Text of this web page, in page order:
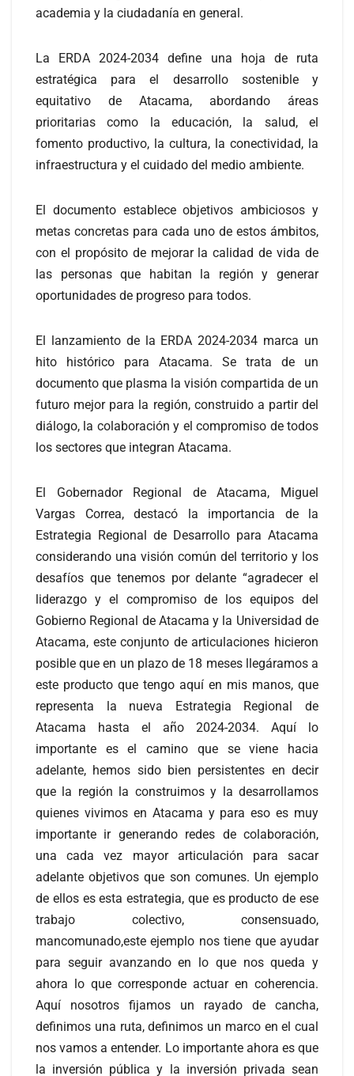
academia y la ciudadanía en general.
La ERDA 2024-2034 define una hoja de ruta
estratégica para el desarrollo sostenible y
equitativo de Atacama, abordando áreas
prioritarias como la educación, la salud, el
fomento productivo, la cultura, la conectividad, la
infraestructura y el cuidado del medio ambiente.
El documento establece objetivos ambiciosos y
metas concretas para cada uno de estos ámbitos,
con el propósito de mejorar la calidad de vida de
las personas que habitan la región y generar
oportunidades de progreso para todos.
El lanzamiento de la ERDA 2024-2034 marca un
hito histórico para Atacama. Se trata de un
documento que plasma la visión compartida de un
futuro mejor para la región, construido a partir del
diálogo, la colaboración y el compromiso de todos
los sectores que integran Atacama.
El Gobernador Regional de Atacama, Miguel
Vargas Correa, destacó la importancia de la
Estrategia Regional de Desarrollo para Atacama
considerando una visión común del territorio y los
desafíos que tenemos por delante “agradecer el
liderazgo y el compromiso de los equipos del
Gobierno Regional de Atacama y la Universidad de
Atacama, este conjunto de articulaciones hicieron
posible que en un plazo de 18 meses llegáramos a
este producto que tengo aquí en mis manos, que
representa la nueva Estrategia Regional de
Atacama hasta el año 2024-2034. Aquí lo
importante es el camino que se viene hacia
adelante, hemos sido bien persistentes en decir
que la región la construimos y la desarrollamos
quienes vivimos en Atacama y para eso es muy
importante ir generando redes de colaboración,
una cada vez mayor articulación para sacar
adelante objetivos que son comunes. Un ejemplo
de ellos es esta estrategia, que es producto de ese
trabajo colectivo, consensuado,
mancomunado,este ejemplo nos tiene que ayudar
para seguir avanzando en lo que nos queda y
ahora lo que corresponde actuar en coherencia.
Aquí nosotros fijamos un rayado de cancha,
definimos una ruta, definimos un marco en el cual
nos vamos a entender. Lo importante ahora es que
la inversión pública y la inversión privada sean